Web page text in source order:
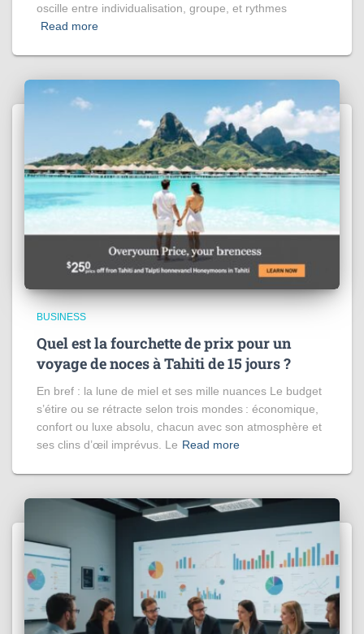
oscille entre individualisation, groupe, et rythmes
Read more
BUSINESS
Quel est la fourchette de prix pour un
voyage de noces à Tahiti de 15 jours​ ?
En bref : la lune de miel et ses mille nuances Le budget
s’étire ou se rétracte selon trois mondes : économique,
confort ou luxe absolu, chacun avec son atmosphère et
ses clins d’œil imprévus. Le Read more